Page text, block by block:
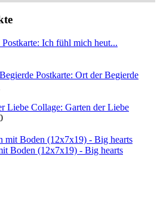
Postkarte: Ich fühl mich heut...
Postkarte: Ort der Begierde
Aktueller
ist:
CHF 1.00.
Collage: Garten der Liebe
Boden (12x7x19) - Big hearts